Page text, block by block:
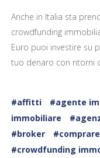
Anche in Italia sta
crowdfunding
Euro puoi investire su
tuo denaro con ritorni
#affitti
#agente
immobiliare
#broker
#crowdfunding